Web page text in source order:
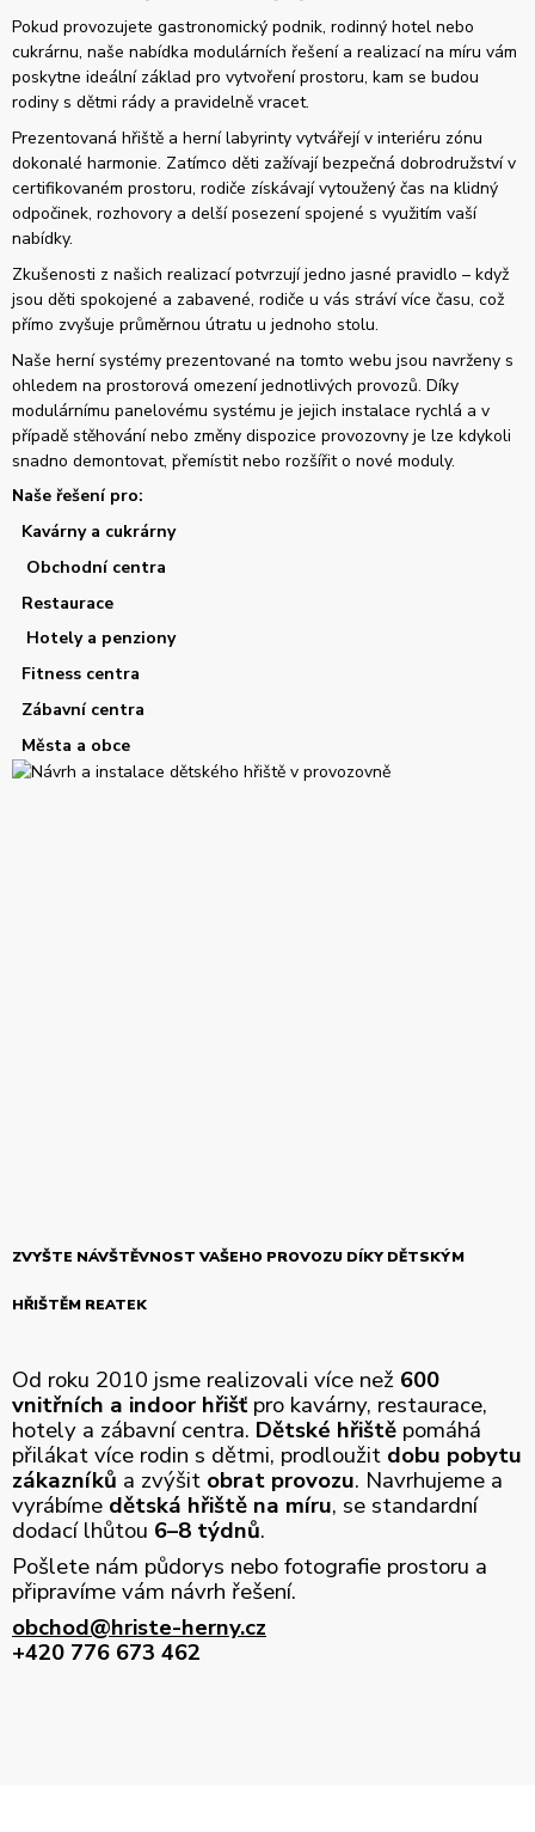
Pokud provozujete gastronomický podnik, rodinný hotel nebo
cukrárnu, naše nabídka modulárních řešení a realizací na míru vám
poskytne ideální základ pro vytvoření prostoru, kam se budou
rodiny s dětmi rády a pravidelně vracet.
Prezentovaná hřiště a herní labyrinty vytvářejí v interiéru zónu
dokonalé harmonie. Zatímco děti zažívají bezpečná dobrodružství v
certifikovaném prostoru, rodiče získávají vytoužený čas na klidný
odpočinek, rozhovory a delší posezení spojené s využitím vaší
nabídky.
Zkušenosti z našich realizací potvrzují jedno jasné pravidlo – když
jsou děti spokojené a zabavené, rodiče u vás stráví více času, což
přímo zvyšuje průměrnou útratu u jednoho stolu.
Naše herní systémy prezentované na tomto webu jsou navrženy s
ohledem na prostorová omezení jednotlivých provozů. Díky
modulárnímu panelovému systému je jejich instalace rychlá a v
případě stěhování nebo změny dispozice provozovny je lze kdykoli
snadno demontovat, přemístit nebo rozšířit o nové moduly.
Naše řešení pro:
Kavárny a cukrárny
Obchodní centra
Restaurace
Hotely a penziony
Fitness centra
Zábavní centra
Města a obce
ZVYŠTE NÁVŠTĚVNOST VAŠEHO PROVOZU DÍKY DĚTSKÝM
HŘIŠTĚM REATEK
Od roku 2010 jsme realizovali více než 600
vnitřních a indoor hřišťpro kavárny, restaurace,
hotely a zábavní centra. Dětské hřiště pomáhá
přilákat více rodin s dětmi, prodloužit dobu pobytu
zákazníků a zvýšit obrat provozu. Navrhujeme a
vyrábíme dětská hřiště na míru, se standardní
dodací lhůtou 6–8 týdnů.
Pošlete nám půdorys nebo fotografie prostoru a
připravíme vám návrh řešení.
obchod@hriste-herny.cz
+420 776 673 462